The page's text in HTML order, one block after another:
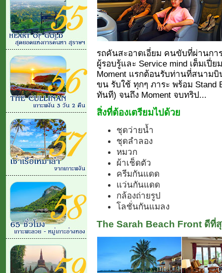
รถคันสะอาดเอี่ยม คนขับที่ผ่านกา
ผู้รอบรู้และ Service mind เต็มเปี่
Moment แรกต้อนรับท่านที่สนาม
ขน รับใช้ ทุกๆ ภาระ พร้อม Stand
ทันที) จนถึง Moment จบทริป...
สิ่งที่ต้องเตรียมไปด้วย
ชุดว่ายน้ำ
ชุดลำลอง
หมวก
ผ้าเช็ดตัว
ครีมกันแดด
แว่นกันแดด
กล้องถ่ายรูป
โลชั่นกันแมลง
The Sarah Beach Front ดีที่